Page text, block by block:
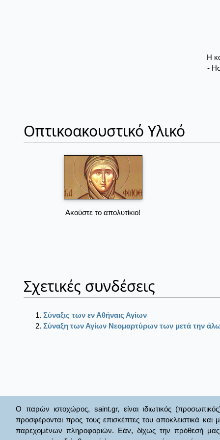
Η
-
Οπτικοακουστικό Υλικό
Ακούστε το απολυτίκιο!
Σχετικές συνδέσεις
Σύναξις των εν Αθήναις Αγίων
Σύναξη των Αγίων Νεομαρτύρων των μετά την
Ο παρών ιστοχώρος, saint.gr, είναι ιδιωτικός
προσφέρονται προς τους επισκέπτες του αποκλειστικά και
παρεχομένων πληροφοριών. Εάν, δίχως την πρόθεσή